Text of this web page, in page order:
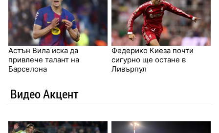
Астън Вила иска да
привлече талант на
Барселона
Федерико Киеза почти
сигурно ще остане в
Ливърпул
Видео Акцент